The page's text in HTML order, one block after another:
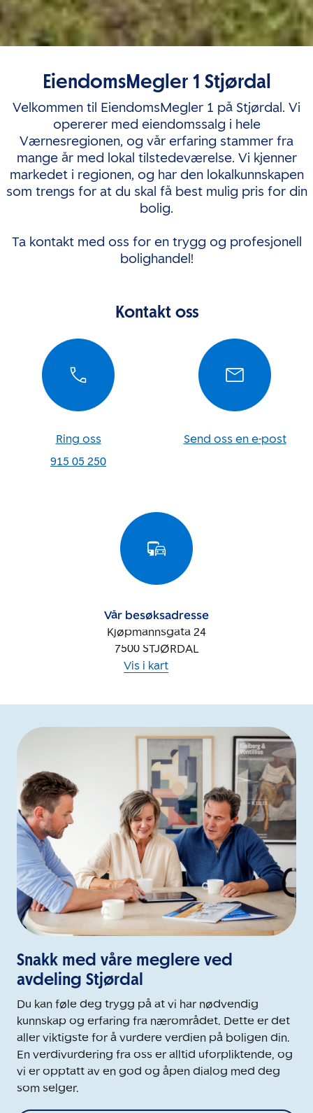
EiendomsMegler 1 Stjørdal
Velkommen til EiendomsMegler 1 på Stjørdal. Vi
opererer med eiendomssalg i hele
Værnesregionen, og vår erfaring stammer fra
mange år med lokal tilstedeværelse. Vi kjenner
markedet i regionen, og har den lokalkunnskapen
som trengs for at du skal få best mulig pris for din
bolig.
Ta kontakt med oss for en trygg og profesjonell
bolighandel!
Kontakt oss
Ring oss
915 05 250
Send oss en e-post
Vår besøksadresse
Kjøpmannsgata 24
7500 STJØRDAL
Vis i kart
Snakk med våre meglere ved
avdeling Stjørdal
Du kan føle deg trygg på at vi har nødvendig
kunnskap og erfaring fra nærområdet. Dette er det
aller viktigste for å vurdere verdien på boligen din.
En verdivurdering fra oss er alltid uforpliktende, og
vi er opptatt av en god og åpen dialog med deg
som selger.